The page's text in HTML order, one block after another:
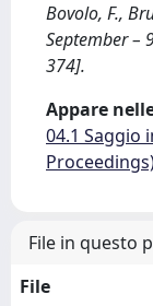
Bovolo, F.,
September –
374].
Appare
04.1 Saggio
File in questo
File